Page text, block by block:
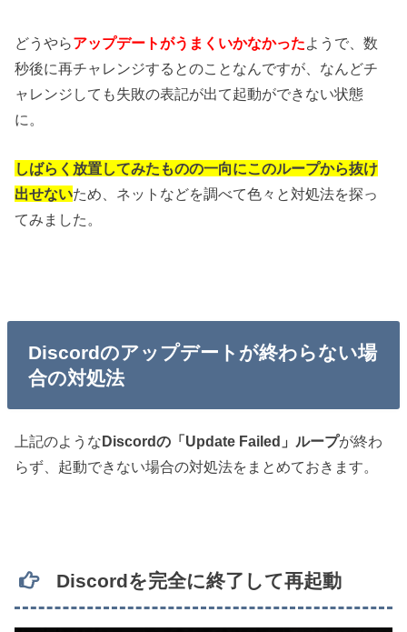
どうやらアップデートがうまくいかなかったようで、数
秒後に再チャレンジするとのことなんですが、なんどチ
ャレンジしても失敗の表記が出て起動ができない状態
に。
しばらく放置してみたものの一向にこのループから抜け
出せないため、ネットなどを調べて色々と対処法を探っ
てみました。
Discordのアップデートが終わらない場
合の対処法
上記のようなDiscordの「Update Failed」ループが終わ
らず、起動できない場合の対処法をまとめておきます。
Discordを完全に終了して再起動